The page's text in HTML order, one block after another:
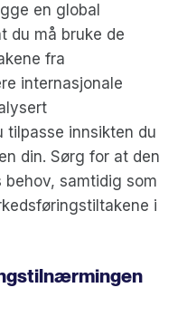
en global
du må bruke de
fra
internasjonale
tilpasse innsikten du
din. Sørg for at den
samtidig som
i